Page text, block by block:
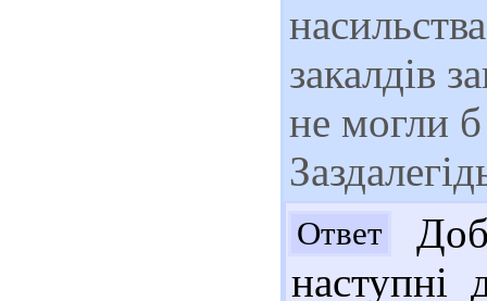
закалдів
не могли
Ответ